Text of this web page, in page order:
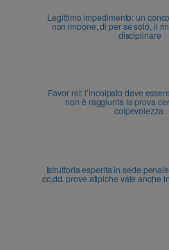
Legittimo impedimento: un
non impone, di per sè solo, il
disciplinare
Favor rei: l’incolpato deve
non è raggiunta la prova
colpevolezza
Istruttoria esperita in sede
cc.dd. prove atipiche vale anche